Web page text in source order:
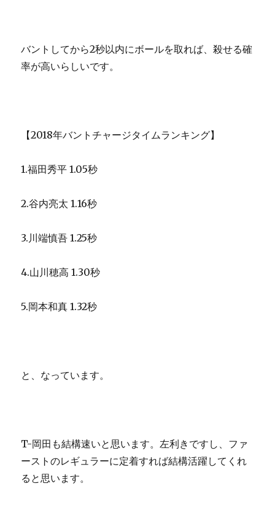
バントしてから2秒以内にボールを取れば、殺せる確
率が高いらしいです。
【2018年バントチャージタイムランキング】
1.福田秀平 1.05秒
2.谷内亮太 1.16秒
3.川端慎吾 1.25秒
4.山川穂高 1.30秒
5.岡本和真 1.32秒
と、なっています。
T-岡田も結構速いと思います。左利きですし、ファ
ーストのレギュラーに定着すれば結構活躍してくれ
ると思います。